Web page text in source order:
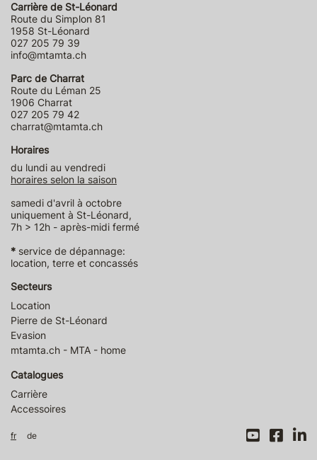
Carrière de St-Léonard
Route du Simplon 81
1958 St-Léonard
027 205 79 39
info@mtamta.ch
Parc de Charrat
Route du Léman 25
1906 Charrat
027 205 79 42
charrat@mtamta.ch
Horaires
du lundi au vendredi
horaires selon la saison
samedi d'avril à octobre
uniquement à St-Léonard,
7h > 12h - après-midi fermé
* service de dépannage:
location, terre et concassés
Secteurs
Location
Pierre de St-Léonard
Evasion
mtamta.ch - MTA - home
Catalogues
Carrière
Accessoires
fr de